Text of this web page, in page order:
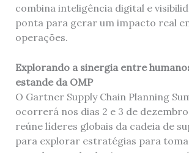
combina inteligência digital e
ponta para gerar um impacto real
operações.
Explorando a sinergia entre
estande da OMP
O Gartner Supply Chain Planning
ocorrerá nos dias 2 e 3 de
reúne líderes globais da cadeia de
para explorar estratégias para